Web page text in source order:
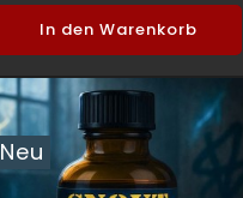
In den Warenkorb
Neu